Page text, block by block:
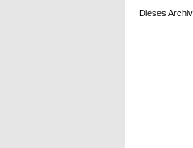
Dieses